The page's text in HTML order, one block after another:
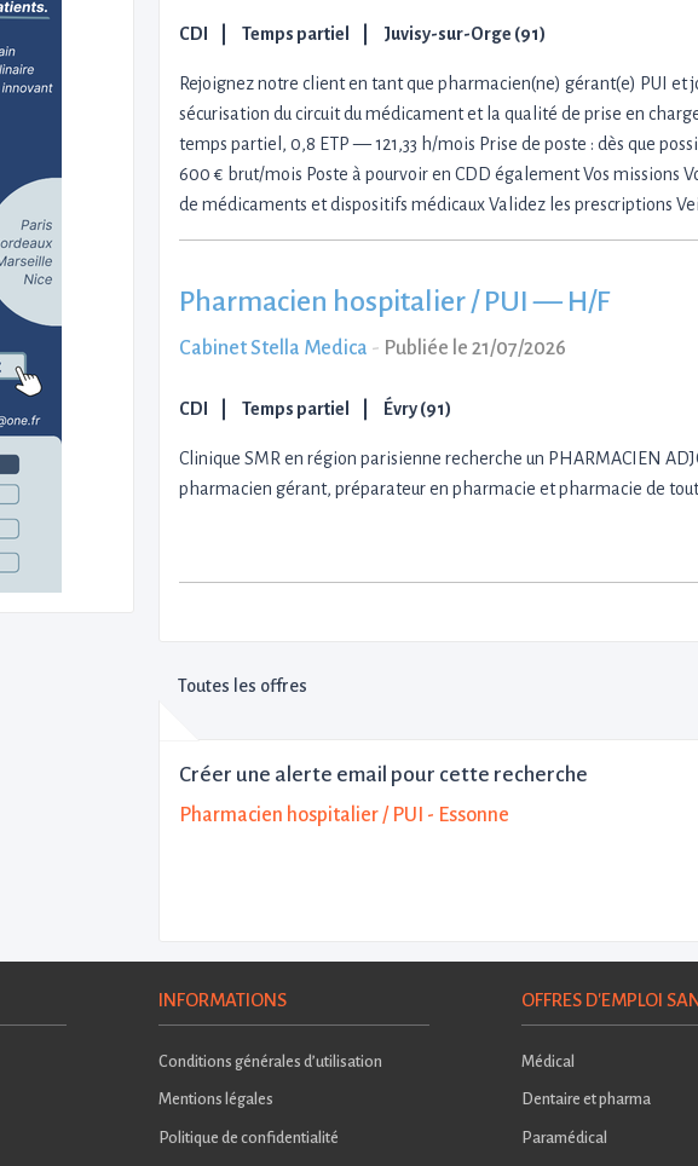
CDI Temps partiel Juvisy-sur-Orge (91)
Rejoignez notre client en tant que pharmacien(ne) gérant(e) PUI et
sécurisation du circuit du médicament et la qualité de prise en
temps partiel, 0,8 ETP — 121,33 h/mois Prise de poste : dès que
600 € brut/mois Poste à pourvoir en CDD également Vos missions
de médicaments et dispositifs médicaux Validez les prescriptions
Pharmacien hospitalier / PUI — H/F
Cabinet Stella Medica - Publiée le 21/07/2026
CDI Temps partiel Évry (91)
Clinique SMR en région parisienne recherche un PHARMACIEN
pharmacien gérant, préparateur en pharmacie et pharmacie de
Toutes les offres
Créer une alerte email pour cette recherche
Pharmacien hospitalier / PUI - Essonne
INFORMATIONS
Conditions générales d’utilisation
Mentions légales
Politique de confidentialité
OFFRES D'EMPLOI
Médical
Dentaire et pharma
Paramédical